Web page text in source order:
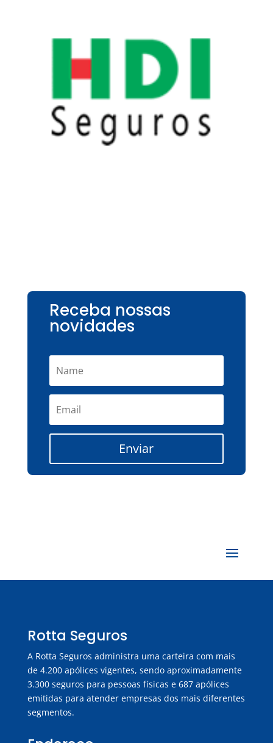
Receba nossas
novidades
Enviar
Rotta Seguros
A Rotta Seguros administra uma carteira com mais
de 4.200 apólices vigentes, sendo aproximadamente
3.300 seguros para pessoas físicas e 687 apólices
emitidas para atender empresas dos mais diferentes
segmentos.